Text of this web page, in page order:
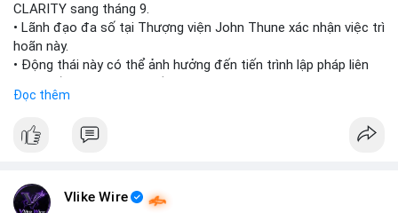
CLARITY sang tháng 9.
• Lãnh đạo đa số tại Thượng viện John Thune xác nhận việc trì
hoãn này.
• Động thái này có thể ảnh hưởng đến tiến trình lập pháp liên
📰 Nguồn: Cointelegraph
Đọc thêm
Vlike Wire